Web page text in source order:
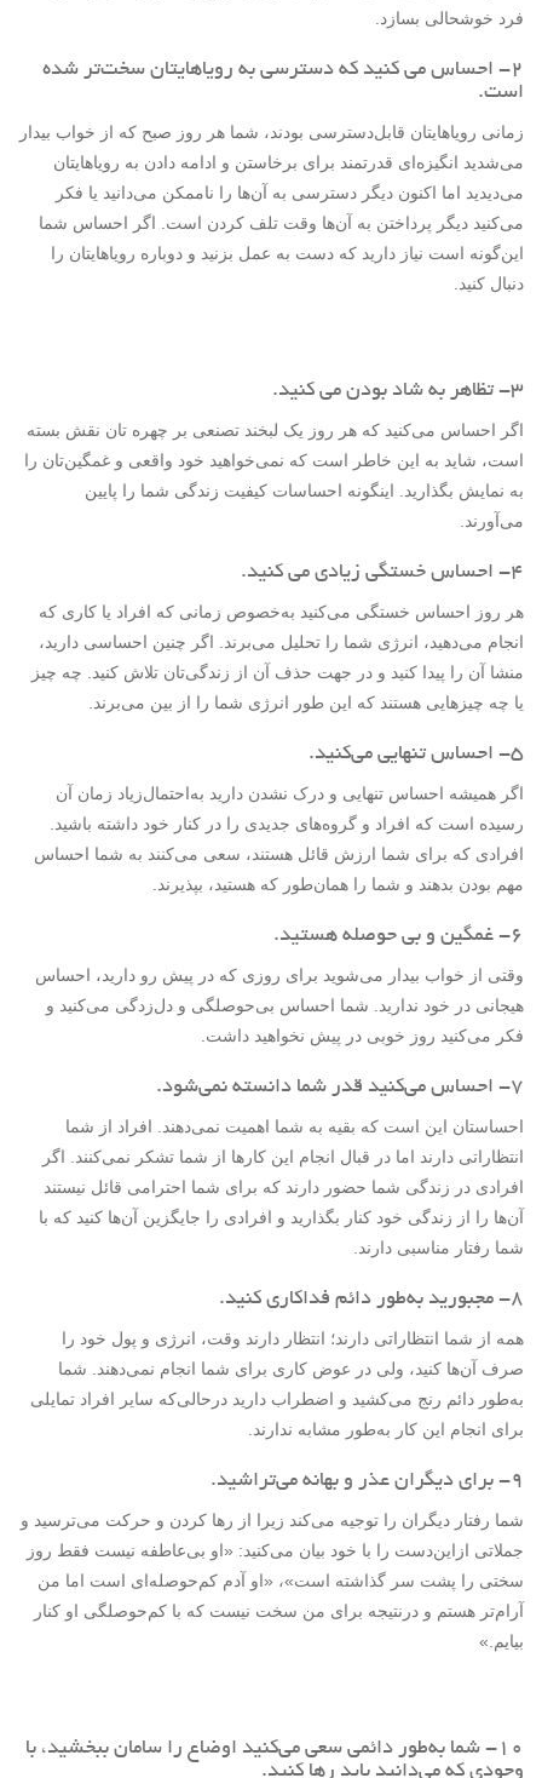
فرد خوشحالی بسازد.
۲- احساس می کنید که دسترسی به رویاهایتان سخت‌تر شده
است.
زمانی رویاهایتان قابل‌دسترسی بودند، شما هر روز صبح که از خواب بیدار
می‌شدید انگیزه‌ای قدرتمند برای برخاستن و ادامه دادن به رویاهایتان
می‌دیدید اما اکنون دیگر دسترسی به آن‌ها را ناممکن می‌دانید یا فکر
می‌کنید دیگر پرداختن به آن‌ها وقت تلف کردن است. اگر احساس شما
این‌گونه است نیاز دارید که دست به عمل بزنید و دوباره رویاهایتان را
دنبال کنید.
۳- تظاهر به شاد بودن می کنید.
اگر احساس می‌کنید که هر روز یک لبخند تصنعی بر چهره تان نقش بسته
است، شاید به این خاطر است که نمی‌خواهید خود واقعی‌ و غمگین‌تان را
به نمایش بگذارید. اینگونه احساسات کیفیت زندگی شما را پایین
می‌آورند.
۴- احساس خستگی زیادی می کنید.
هر روز احساس خستگی می‌کنید به‌خصوص زمانی که افراد یا کاری که
انجام می‌دهید، انرژی شما را تحلیل می‌برند. اگر چنین احساسی دارید،
منشا آن را پیدا کنید و در جهت حذف آن از زندگی‌تان تلاش کنید. چه چیز
یا چه چیزهایی هستند که این طور انرژی شما را از بین می‌برند.
۵- احساس تنهایی می‌کنید.
اگر همیشه احساس تنهایی و درک نشدن دارید به‌احتمال‌زیاد زمان آن
رسیده است که افراد و گروه‌های جدیدی را در کنار خود داشته باشید.
افرادی که برای شما ارزش قائل هستند، سعی می‌کنند به شما احساس
مهم بودن بدهند و شما را همان‌طور که هستید، بپذیرند.
۶- غمگین و بی حوصله هستید.
وقتی از خواب بیدار می‌شوید برای روزی که در پیش رو دارید، احساس
هیجانی در خود ندارید. شما احساس بی‌حوصلگی و دل‌زدگی می‌کنید و
فکر می‌کنید روز خوبی در پیش نخواهید داشت.
۷- احساس می‌کنید قدر شما دانسته نمی‌شود.
احساستان این است که بقیه به شما اهمیت نمی‌دهند. افراد از شما
انتظاراتی دارند اما در قبال انجام این کارها از شما تشکر نمی‌کنند. اگر
افرادی در زندگی شما حضور دارند که برای شما احترامی قائل نیستند
آن‌ها را از زندگی خود کنار بگذارید و افرادی را جایگزین آن‌ها کنید که با
شما رفتار مناسبی دارند.
۸- مجبورید به‌طور دائم فداکاری کنید.
همه از شما انتظاراتی دارند؛ انتظار دارند وقت، انرژی و پول خود را
صرف آن‌ها کنید، ولی در عوض کاری برای شما انجام نمی‌دهند. شما
به‌طور دائم رنج می‌کشید و اضطراب دارید درحالی‌که سایر افراد تمایلی
برای انجام این کار به‌طور مشابه ندارند.
۹- برای دیگران عذر و بهانه می‌تراشید.
شما رفتار دیگران را توجیه می‌کند زیرا از رها کردن و حرکت می‌ترسید و
جملاتی ازاین‌دست را با خود بیان می‌کنید: «او بی‌عاطفه نیست فقط روز
سختی را پشت سر گذاشته است»، «او آدم کم‌حوصله‌ای است اما من
آرام‌تر هستم و درنتیجه برای من سخت نیست که با کم‌حوصلگی او کنار
بیایم.»
۱۰- شما به‌طور دائمی سعی می‌کنید اوضاع را سامان ببخشید، با
وجودی که می‌دانید باید رها کنید.